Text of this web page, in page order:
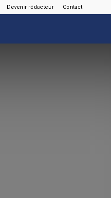
Devenir rédacteur Contact